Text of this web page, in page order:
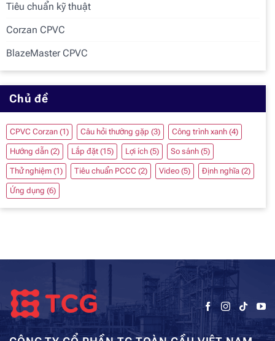
Tiêu chuẩn kỹ thuật
Corzan CPVC
BlazeMaster CPVC
Chủ đề
CPVC Corzan (1) Câu hỏi thường gặp (3) Công trình xanh (4)
Hướng dẫn (2) Lắp đặt (15) Lợi ích (5) So sánh (5)
Thử nghiệm (1) Tiêu chuẩn PCCC (2) Video (5) Định nghĩa (2)
Ứng dụng (6)